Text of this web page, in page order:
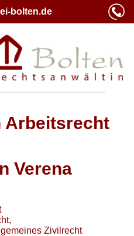
bolten.de
Arbeitsrecht
Verena
Zivilrecht